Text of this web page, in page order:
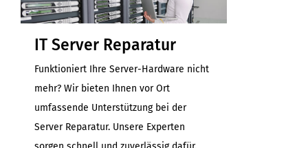
IT Server Reparatur
Funktioniert Ihre Server-Hardware nicht
mehr? Wir bieten Ihnen vor Ort
umfassende Unterstützung bei der
Server Reparatur. Unsere Experten